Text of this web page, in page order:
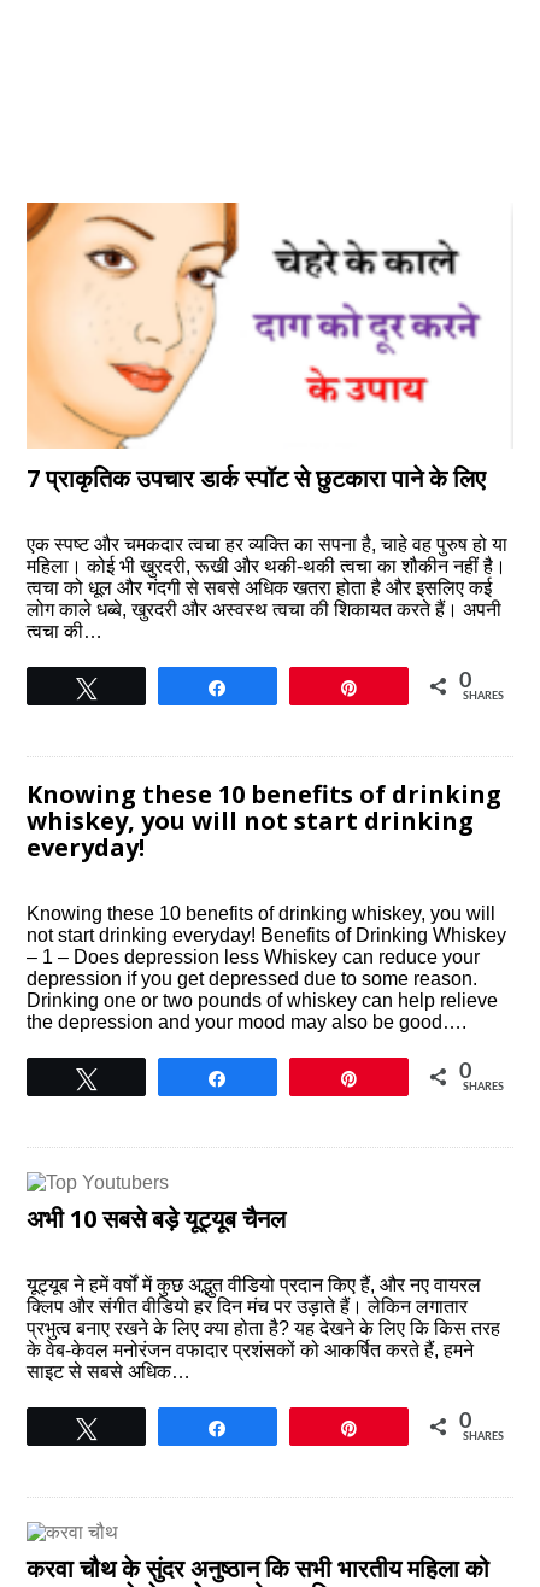
7 प्राकृतिक उपचार डार्क स्पॉट से छुटकारा पाने के लिए
एक स्पष्ट और चमकदार त्वचा हर व्यक्ति का सपना है, चाहे वह पुरुष हो या
महिला। कोई भी खुरदरी, रूखी और थकी-थकी त्वचा का शौकीन नहीं है।
त्वचा को धूल और गंदगी से सबसे अधिक खतरा होता है और इसलिए कई
लोग काले धब्बे, खुरदरी और अस्वस्थ त्वचा की शिकायत करते हैं। अपनी
त्वचा की…
0
SHARES
Knowing these 10 benefits of drinking
whiskey, you will not start drinking
everyday!
Knowing these 10 benefits of drinking whiskey, you will
not start drinking everyday! Benefits of Drinking Whiskey
– 1 – Does depression less Whiskey can reduce your
depression if you get depressed due to some reason.
Drinking one or two pounds of whiskey can help relieve
the depression and your mood may also be good….
0
SHARES
अभी 10 सबसे बड़े यूट्यूब चैनल
यूट्यूब ने हमें वर्षों में कुछ अद्भुत वीडियो प्रदान किए हैं, और नए वायरल
क्लिप और संगीत वीडियो हर दिन मंच पर उड़ाते हैं। लेकिन लगातार
प्रभुत्व बनाए रखने के लिए क्या होता है? यह देखने के लिए कि किस तरह
के वेब-केवल मनोरंजन वफादार प्रशंसकों को आकर्षित करते हैं, हमने
साइट से सबसे अधिक…
0
SHARES
करवा चौथ के सुंदर अनुष्ठान कि सभी भारतीय महिला को